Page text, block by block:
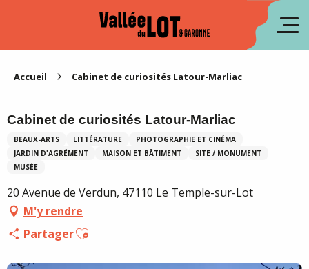
Accueil Cabinet de curiosités Latour-Marliac
Cabinet de curiosités Latour-Marliac
BEAUX-ARTS LITTÉRATURE
PHOTOGRAPHIE ET CINÉMA
JARDIN D'AGRÉMENT
MAISON ET BÂTIMENT
SITE / MONUMENT
MUSÉE
20 Avenue de Verdun, 47110 Le Temple-sur-Lot
M'y rendre
PartagerAjouter aux favoris